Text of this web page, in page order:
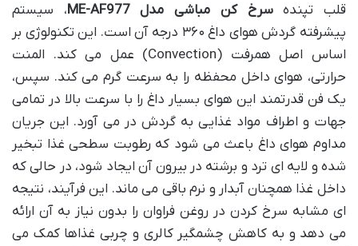
قلب تپندهسرخ کن مباشی مدل ME-AF977
، سیستم
پیشرفته گردش هوای داغ ۳۶۰ درجه آن است. این تکنولوژی بر
اساس اصل همرفت (Convection) عمل می کند. المنت
حرارتی، هوای داخل محفظه را به سرعت گرم می کند. سپس،
یک فن قدرتمند این هوای بسیار داغ را با سرعت بالا در تمامی
جهات و اطراف مواد غذایی به گردش در می آورد. این جریان
مداوم هوای داغ باعث می شود که رطوبت سطحی غذا تبخیر
شده و لایه ای ترد و برشته در بیرون آن ایجاد شود، در حالی که
داخل غذا همچنان آبدار و نرم باقی می ماند. این فرآیند، نتیجه
ای مشابه سرخ کردن در روغن فراوان را بدون نیاز به آن ارائه
می دهد و به کاهش چشمگیر کالری و چربی غذاها کمک می